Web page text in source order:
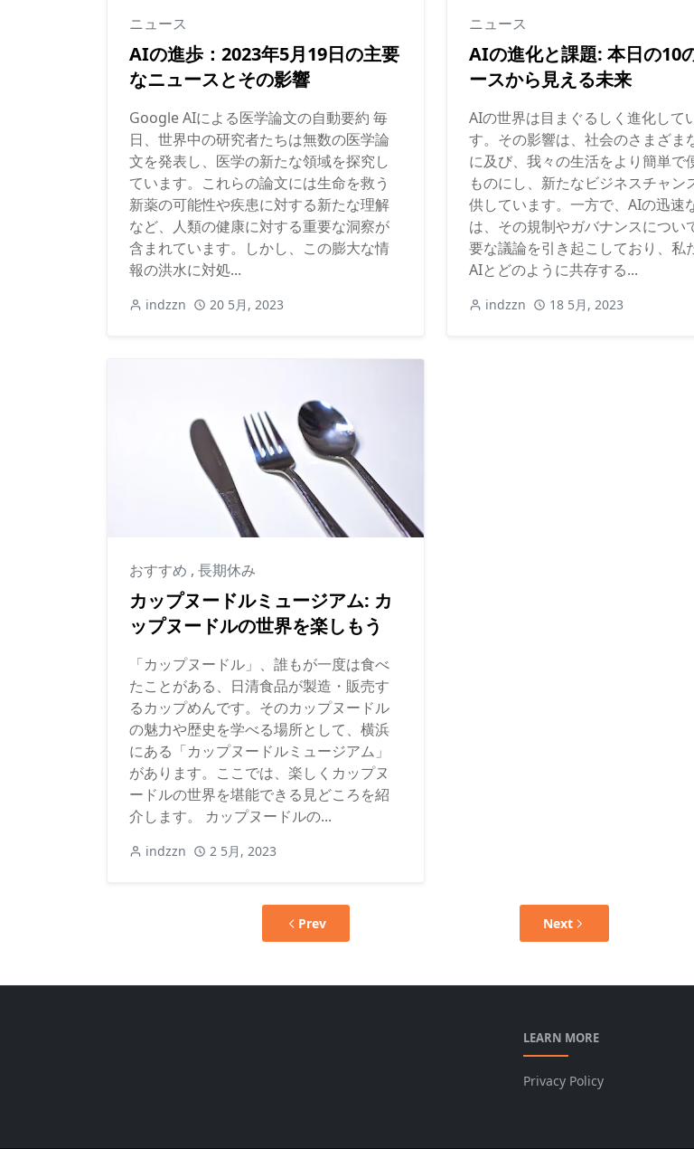
ニュース
AIの進歩：2023年5月19日の主要
なニュースとその影響
Google AIによる医学論文の自動要約 毎
日、世界中の研究者たちは無数の医学論
文を発表し、医学の新たな領域を探究し
ています。これらの論文には生命を救う
新薬の可能性や疾患に対する新たな理解
など、人類の健康に対する重要な洞察が
含まれています。しかし、この膨大な情
報の洪水に対処...
indzzn 20 5月, 2023
ニュース
AIの進化と課題: 本日の10
ースから見える未来
AIの世界は目まぐるしく進化して
す。その影響は、社会のさまざま
に及び、我々の生活をより簡単で
ものにし、新たなビジネスチャン
供しています。一方で、AIの迅速
は、その規制やガバナンスについ
要な議論を引き起こしており、私
AIとどのように共存する...
indzzn 18 5月, 2023
おすすめ , 長期休み
カップヌードルミュージアム: カ
ップヌードルの世界を楽しもう
「カップヌードル」、誰もが一度は食べ
たことがある、日清食品が製造・販売す
るカップめんです。そのカップヌードル
の魅力や歴史を学べる場所として、横浜
にある「カップヌードルミュージアム」
があります。ここでは、楽しくカップヌ
ードルの世界を堪能できる見どころを紹
介します。 カップヌードルの...
indzzn 2 5月, 2023
Prev Next
LEARN MORE
Privacy Policy